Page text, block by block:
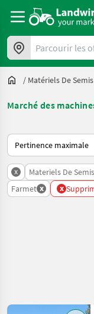
Parcourir les offres
/ Matériels De Semis
Marché des
Voici comment les
x Materiels De Semis
Farmet x x